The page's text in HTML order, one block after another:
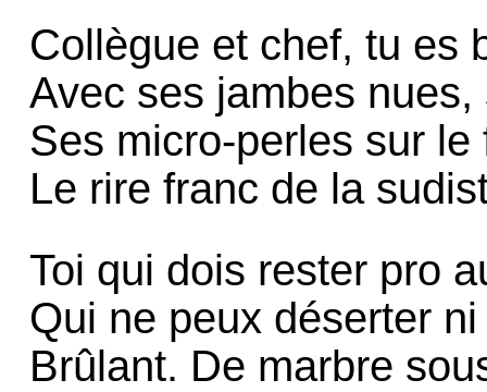
Collègue et chef, tu es
Avec ses jambes
Ses micro-perles sur
Le rire franc de la
Toi qui dois rester pro
Qui ne peux déserter
Brûlant. De marbre